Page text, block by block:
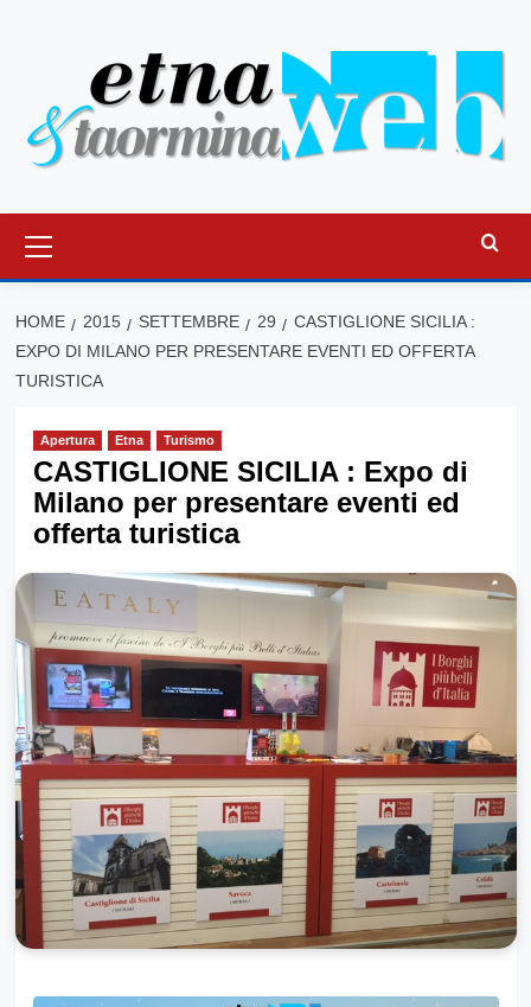
principale
HOME 2015 SETTEMBRE 29
CASTIGLIONE SICILIA :
EXPO DI MILANO PER PRESENTARE EVENTI ED OFFERTA
TURISTICA
Apertura Etna Turismo
CASTIGLIONE SICILIA : Expo di
Milano per presentare eventi ed
offerta turistica